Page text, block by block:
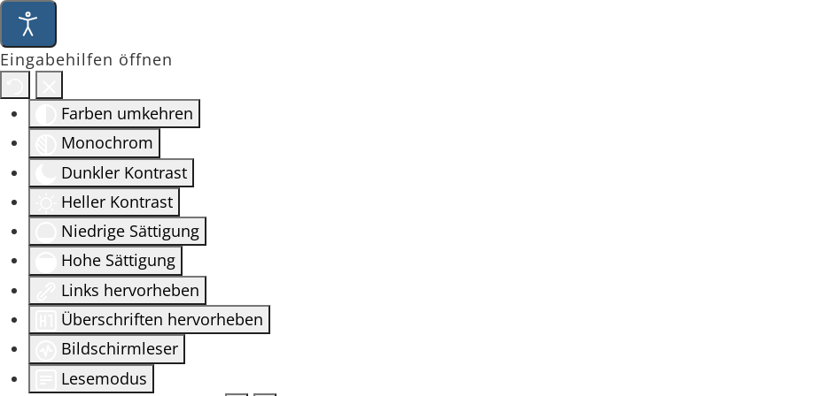
Eingabehilfen öffnen
Farben umkehren
Monochrom
Dunkler Kontrast
Heller Kontrast
Niedrige Sättigung
Hohe Sättigung
Links hervorheben
Überschriften hervorheben
Bildschirmleser
Lesemodus